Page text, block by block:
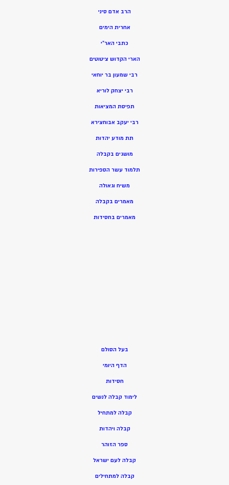
הרב אדם סיני
אחרית הימים
כתבי האר”י
הארי הקדוש ציטוטים
רבי שמעון בר יוחאי
רבי יצחק לוריא
תפיסת המציאות
רבי יעקב אבוחצירא
תת מודע יהדות
מושגים בקבלה
תלמוד עשר הספירות
משיח וגאולה
מאמרים בקבלה
מאמרים בחסידות
בעל הסולם
הדף היומי
חסידות
לימוד קבלה לנשים
קבלה למתחיל
קבלה ויהדות
ספר הזוהר
קבלה לעם ישראל
קבלה למתחילים